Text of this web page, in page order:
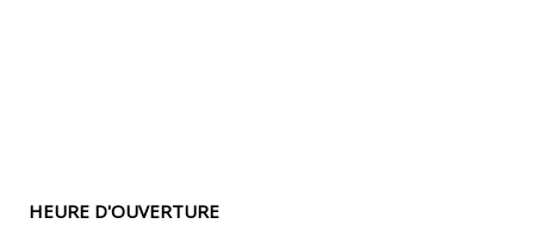
HEURE D'OUVERTURE